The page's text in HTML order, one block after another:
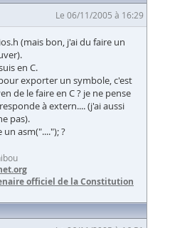
Le 06/11/2005 à 16:29
(mais bon, j'ai du faire un
en C.
exporter un symbole, c'est
de le faire en C ? je ne pense
à extern.... (j'ai aussi
pas).
un asm("...."); ?
officiel de la Constitution